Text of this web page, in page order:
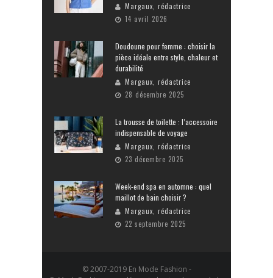
Margaux, rédactrice
14 avril 2026
Doudoune pour femme : choisir la
pièce idéale entre style, chaleur et
durabilité
Margaux, rédactrice
28 décembre 2025
La trousse de toilette : l’accessoire
indispensable de voyage
Margaux, rédactrice
23 décembre 2025
Week-end spa en automne : quel
maillot de bain choisir ?
Margaux, rédactrice
22 septembre 2025
© 2007-2019 En Mode Fashion -